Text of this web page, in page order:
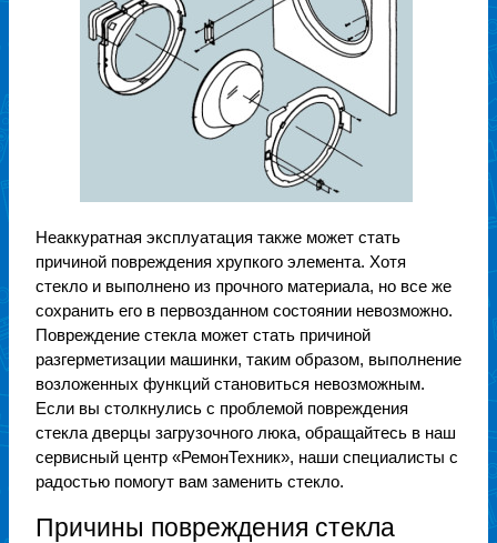
Неаккуратная эксплуатация также может стать
причиной повреждения хрупкого элемента. Хотя
стекло и выполнено из прочного материала, но все же
сохранить его в первозданном состоянии невозможно.
Повреждение стекла может стать причиной
разгерметизации машинки, таким образом, выполнение
возложенных функций становиться невозможным.
Если вы столкнулись с проблемой повреждения
стекла дверцы загрузочного люка, обращайтесь в наш
сервисный центр «РемонТехник», наши специалисты с
радостью помогут вам заменить стекло.
Причины повреждения стекла